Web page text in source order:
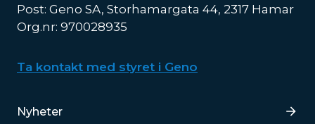
Post: Geno SA, Storhamargata 44, 2317 Hamar
Org.nr: 970028935
Ta kontakt med styret i Geno
Lenker
Nyheter